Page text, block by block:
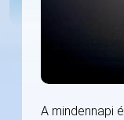
A mindennapi